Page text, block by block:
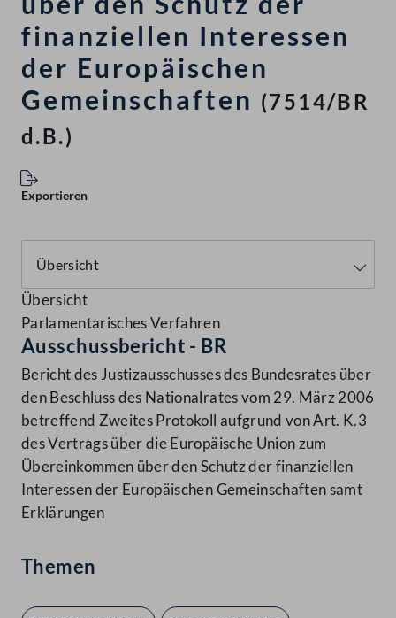
finanziellen Interessen
der Europäischen
Gemeinschaften (7514/BR
d.B.)
Exportieren
Übersicht
Parlamentarisches Verfahren
Ausschussbericht - BR
Bericht des Justizausschusses des Bundesrates über
den Beschluss des Nationalrates vom 29. März 2006
betreffend Zweites Protokoll aufgrund von Art. K.3
des Vertrags über die Europäische Union zum
Übereinkommen über den Schutz der finanziellen
Interessen der Europäischen Gemeinschaften samt
Erklärungen
Themen